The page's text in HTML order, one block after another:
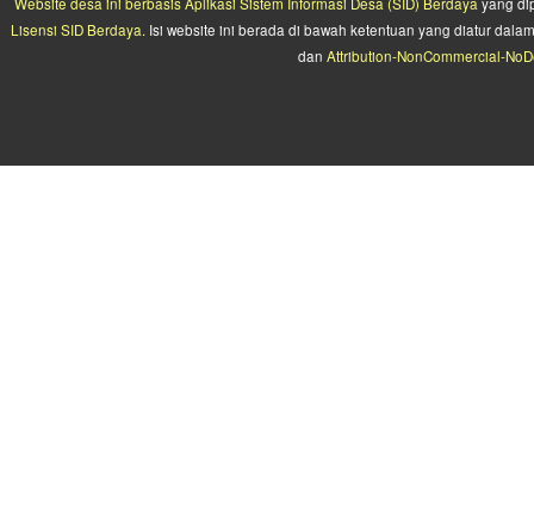
Website desa ini berbasisAplikasi Sistem Informasi Desa (SID) Berdayayang
Lisensi SID Berdaya. Isi website ini berada di bawah ketentuan yang diatur
dan Attribution-NonCommercial-